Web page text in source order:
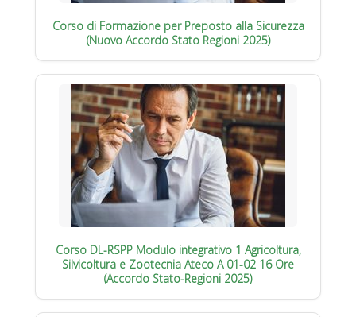
Corso di Formazione per Preposto alla Sicurezza
(Nuovo Accordo Stato Regioni 2025)
Corso DL-RSPP Modulo integrativo 1 Agricoltura,
Silvicoltura e Zootecnia Ateco A 01-02 16 Ore
(Accordo Stato-Regioni 2025)